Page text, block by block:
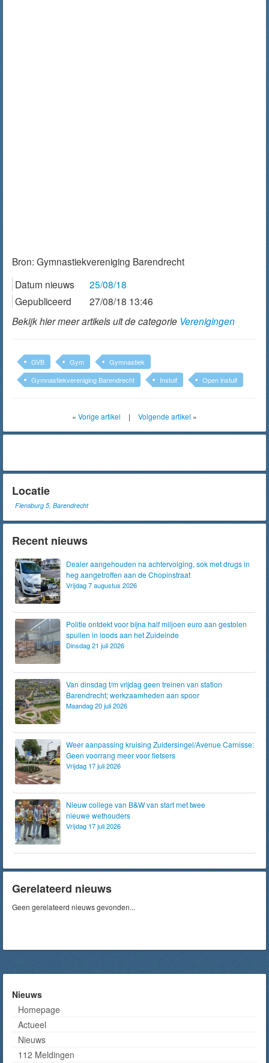
Bron: Gymnastiekvereniging Barendrecht
Datum nieuws
25/08/18
Gepubliceerd
27/08/18 13:46
Bekijk hier meer artikels uit de categorie Verenigingen
GVB Gym
Gymnastiek
Gymnastiekvereniging Barendrecht
Instuif Open instuif
« Vorige artikel | Volgende artikel »
Locatie
Flensburg 5, Barendrecht
Recent nieuws
Dealer aangehouden na achtervolging, sok met drugs in
heg aangetroffen aan de Chopinstraat
Vrijdag 7 augustus 2026
Politie ontdekt voor bijna half miljoen euro aan gestolen
spullen in loods aan het Zuideinde
Dinsdag 21 juli 2026
Van dinsdag t/m vrijdag geen treinen van station
Barendrecht; werkzaamheden aan spoor
Maandag 20 juli 2026
Weer aanpassing kruising Zuidersingel/Avenue Carnisse:
Geen voorrang meer voor fietsers
Vrijdag 17 juli 2026
Nieuw college van B&W van start met twee
nieuwe wethouders
Vrijdag 17 juli 2026
Gerelateerd nieuws
Geen gerelateerd nieuws gevonden...
Nieuws
Homepage
Actueel
Nieuws
112 Meldingen